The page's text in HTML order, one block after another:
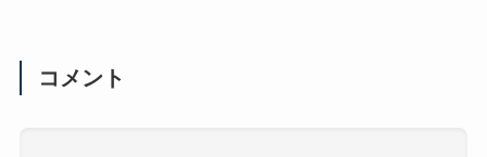
コメント